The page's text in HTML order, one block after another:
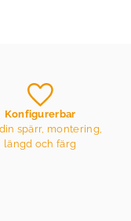
Konfigurerbar
spärr, montering,
längd och färg